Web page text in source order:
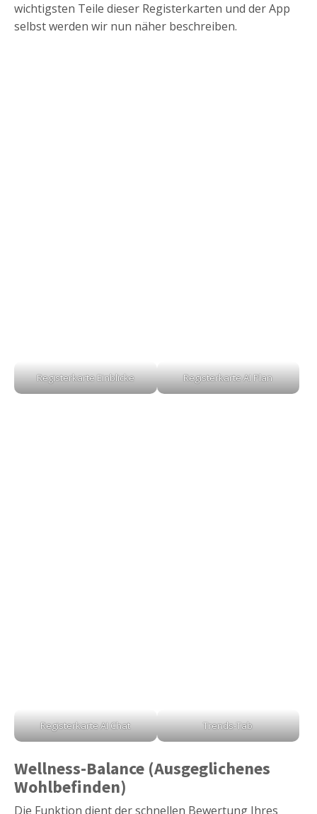
wichtigsten Teile dieser Registerkarten und der App
selbst werden wir nun näher beschreiben.
Registerkarte Einblicke Registerkarte AI Plan
Registerkarte AI Chat Trends-Tab
Wellness-Balance (Ausgeglichenes
Wohlbefinden)
Die Funktion dient der schnellen Bewertung Ihres